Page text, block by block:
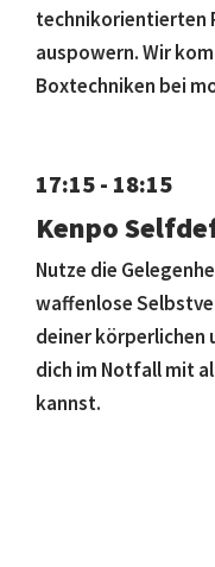
technikorientierten
auspowern. Wir
Boxtechniken bei
17:15 - 18:15
Kenpo
Nutze die
waffenlose
deiner körperlichen
dich im Notfall mit
kannst.